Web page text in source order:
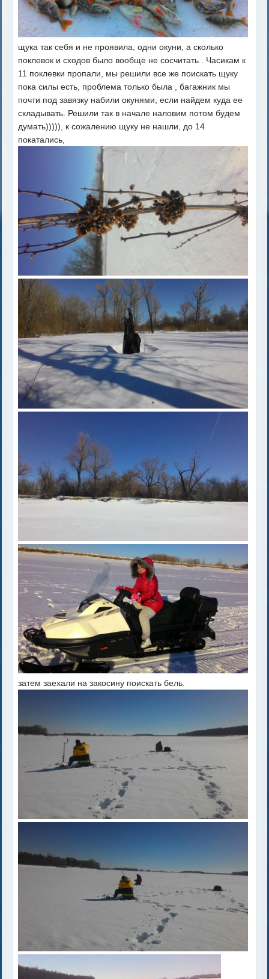
щука так себя и не проявила, одни окуни, а сколько
поклевок и сходов было вообще не сосчитать . Часикам к
11 поклевки пропали, мы решили все же поискать щуку
пока силы есть, проблема только была , багажник мы
почти под завязку набили окунями, если найдем куда ее
складывать. Решили так в начале наловим потом будем
думать))))), к сожалению щуку не нашли, до 14
покатались,
затем заехали на закосину поискать бель.